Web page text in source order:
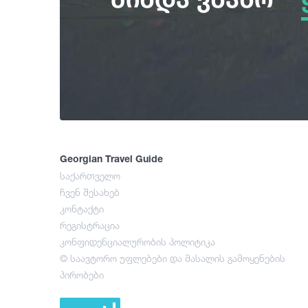
Georgian Travel Guide
საქართველო
ჩვენ შესახებ
კონტაქტი
რეგისტრაცია
კონფიდენციალურობის პოლიტიკა
© საავტორო უფლებები და მასალის გამოყენების
პირობები